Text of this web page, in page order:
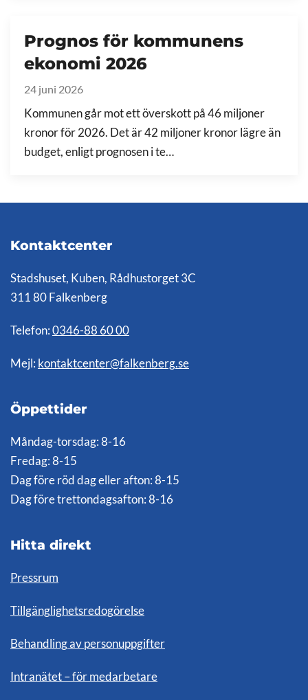
Prognos för kommunens
ekonomi 2026
24 juni 2026
Kommunen går mot ett överskott på 46 miljoner
kronor för 2026. Det är 42 miljoner kronor lägre än
budget, enligt prognosen i te…
Kontaktcenter
Stadshuset, Kuben, Rådhustorget 3C
311 80 Falkenberg
Telefon: 0346-88 60 00
Mejl: kontaktcenter@falkenberg.se
Öppettider
Måndag-torsdag: 8-16
Fredag: 8-15
Dag före röd dag eller afton: 8-15
Dag före trettondagsafton: 8-16
Hitta direkt
Pressrum
Tillgänglighetsredogörelse
Behandling av personuppgifter
Intranätet – för medarbetare